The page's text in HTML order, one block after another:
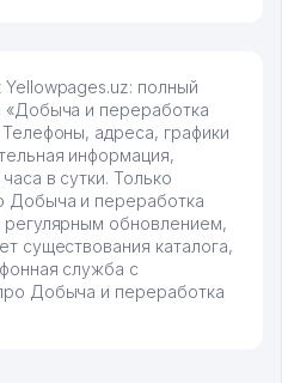
полный
«Добыча и переработка
адреса, графики
информация,
в сутки. Только
Добыча и переработка
регулярным обновлением,
существования каталога,
служба с
Добыча и переработка